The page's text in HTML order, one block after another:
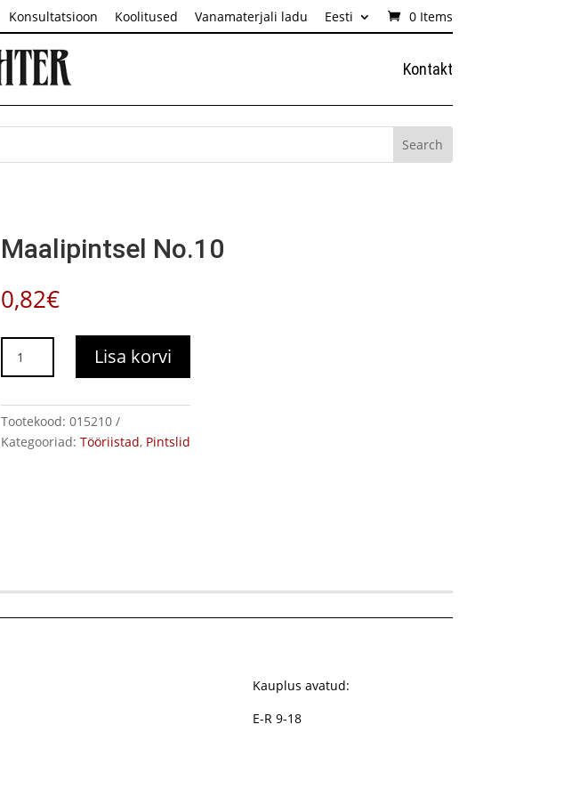
Konsultatsioon Koolitused Vanamaterjali ladu Eesti 0 Items
Kontakt
Maalipintsel No.10
0,82€
No.10
Lisa korvi
Tootekood: 015210
Kategooriad: Tööriistad, Pintslid
Kauplus avatud:
E-R 9-18